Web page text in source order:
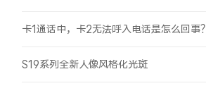
卡1通话中，卡2无法呼入电话是怎么回事？
S19系列全新人像风格化光斑